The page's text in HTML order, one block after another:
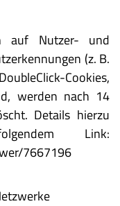
auf Nutzer- und
(z. B.
Cookies,
werden nach 14
Details hierzu
Link:
7667196